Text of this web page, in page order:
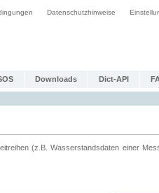
Datenschutzhinweise
Downloads Dict-API
(z.B. Wasserstandsdaten einer